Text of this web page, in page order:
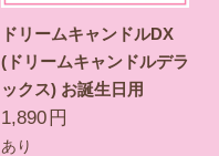
ドリームキャンドルDX
(ドリームキャンドルデラ
ックス) お誕生日用
1,890 円
あり